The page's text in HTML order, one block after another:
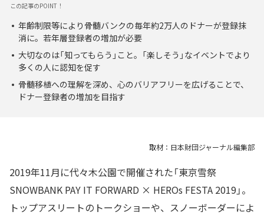
この記事のPOINT！
年齢制限等により骨髄バンクの毎年約2万人のドナーが登録抹
消に。若年層登録者の増加が必要
大切なのは「知ってもらう」こと。「楽しそう」なイベントでより
多くの人に認知を促す
骨髄移植への理解を深め、心のバリアフリーを広げることで、
ドナー登録者の増加を目指す
取材：日本財団ジャーナル編集部
2019年11月に代々木公園で開催された「東京雪祭
SNOWBANK PAY IT FORWARD × HEROs FESTA 2019」。
トップアスリートのトークショーや、スノーボーダーによ